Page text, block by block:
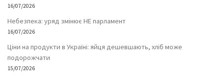
16/07/2026
Небезпека: уряд змінює НЕ парламент
16/07/2026
Ціни на продукти в Україні: яйця дешевшають, хліб може
подорожчати
15/07/2026